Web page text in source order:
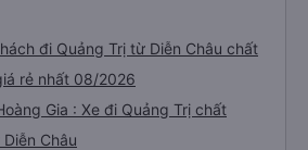
đi Quảng Trị từ Diễn Châu chất
rẻ nhất 08/2026
Gia : Xe đi Quảng Trị chất
Châu